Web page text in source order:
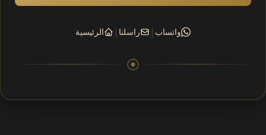
واتساب | راسلنا | الرئيسية